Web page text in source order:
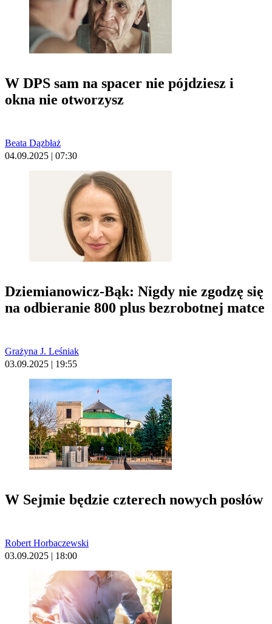
W DPS sam na spacer nie pójdziesz i
okna nie otworzysz
Beata Dązbłaż
04.09.2025 | 07:30
Dziemianowicz-Bąk: Nigdy nie zgodzę się
na odbieranie 800 plus bezrobotnej matce
Grażyna J. Leśniak
03.09.2025 | 19:55
W Sejmie będzie czterech nowych posłów
Robert Horbaczewski
03.09.2025 | 18:00